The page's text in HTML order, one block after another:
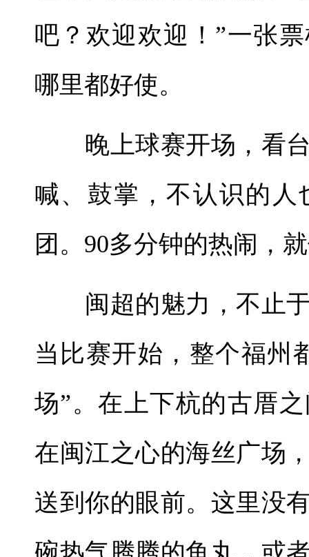
吧？欢迎欢迎！”一张
哪里都好使。
晚上球赛开场，看台
喊、鼓掌，不认识的
团。90多分钟的热闹，
闽超的魅力，不止于
当比赛开始，整个福州
场”。在上下杭的古厝
在闽江之心的海丝广场
送到你的眼前。这里没